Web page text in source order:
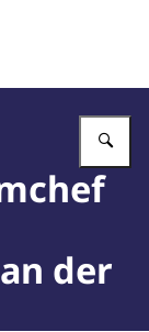
der